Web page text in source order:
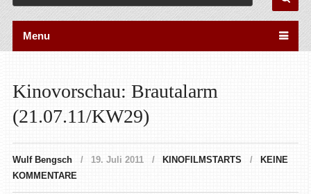
Menu
Kinovorschau: Brautalarm
(21.07.11/KW29)
Wulf Bengsch 19. Juli 2011 KINOFILMSTARTS
KEINE
KOMMENTARE